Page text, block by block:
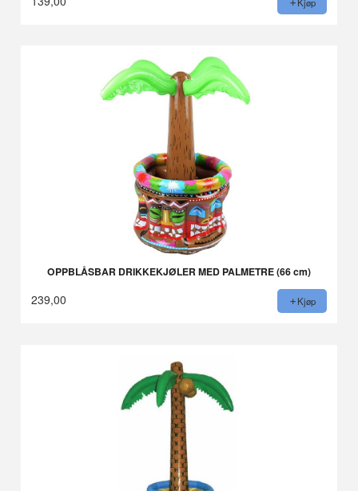
OPPBLÅSBAR DRIKKEKJØLER MED PALMETRE (66 cm)
239,00 Kjøp